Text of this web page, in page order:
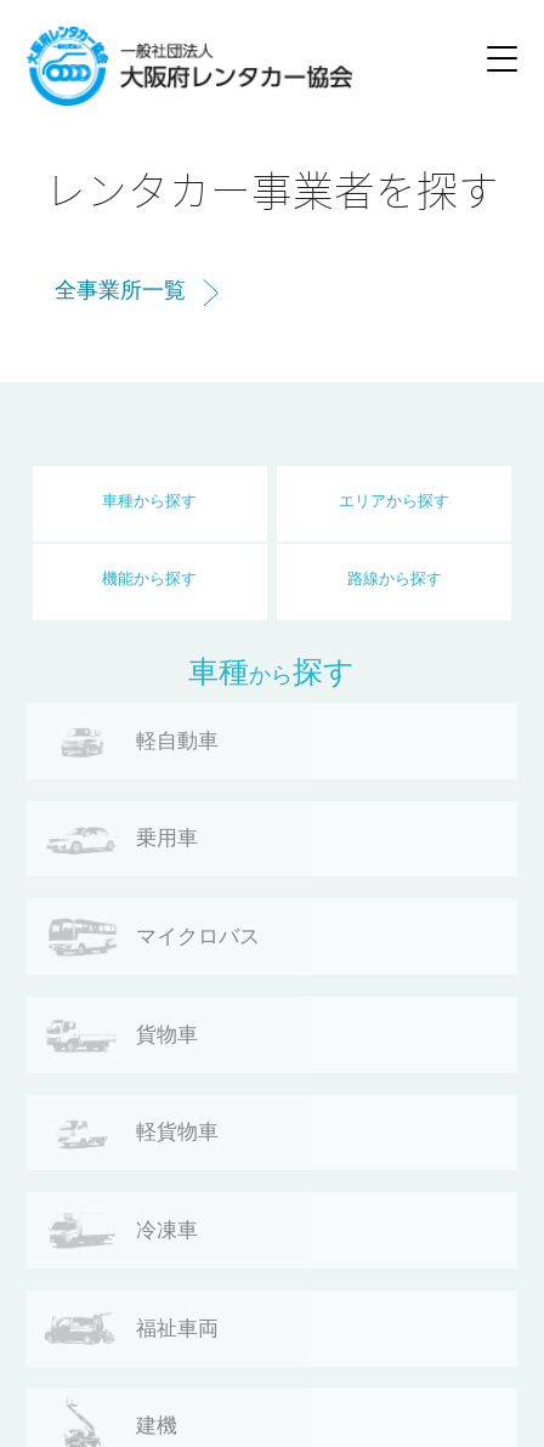
レンタカー事業者を探す
全事業所一覧
車種から探す エリアから探す
機能から探す 路線から探す
車種から探す
軽自動車
乗用車
マイクロバス
貨物車
軽貨物車
冷凍車
福祉車両
建機